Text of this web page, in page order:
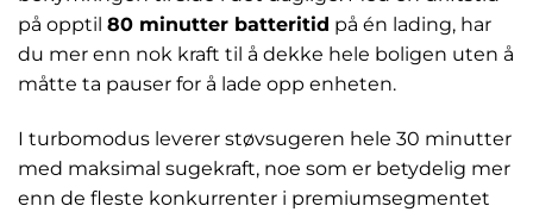
på opptil 80 minutter batteritid på én lading, har
du mer enn nok kraft til å dekke hele boligen uten å
måtte ta pauser for å lade opp enheten.
I turbomodus leverer støvsugeren hele 30 minutter
med maksimal sugekraft, noe som er betydelig mer
enn de fleste konkurrenter i premiumsegmentet